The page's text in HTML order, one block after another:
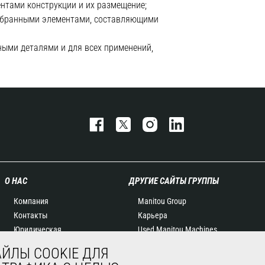
конструкции и их размещение;
элементами, составляющими
деталями и для всех применений,
О НАС
Компания
Контакты
Юридическая
Мероприятия
ДРУГИЕ САЙТЫ ГРУППЫ
Manitou Group
Карьера
Used Manitou Machines
COOKIE ДЛЯ